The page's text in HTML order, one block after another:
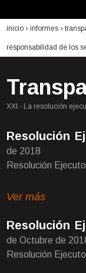
inicio › informes ›
responsabilidad de los
XXI.- La resolución
Resolución
de 2018
Resolución
Ver más
Resolución
de Octubre de
Resolución